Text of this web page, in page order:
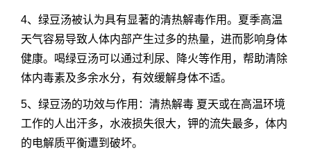
4、绿豆汤被认为具有显著的清热解毒作用。夏季高温
天气容易导致人体内部产生过多的热量，进而影响身体
健康。喝绿豆汤可以通过利尿、降火等作用，帮助清除
体内毒素及多余水分，有效缓解身体不适。
5、绿豆汤的功效与作用：清热解毒 夏天或在高温环境
工作的人出汗多，水液损失很大，钾的流失最多，体内
的电解质平衡遭到破坏。